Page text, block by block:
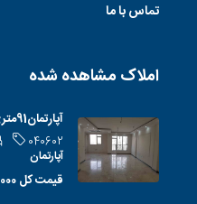
تماس با ما
املاک مشاهده شده
آپارتمان91متری نوساز شاهین جنوبی
040602
آپارتمان
قیمت کل